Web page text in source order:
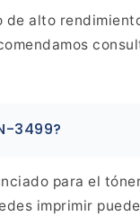
de alto
3499?
para el
imprimir